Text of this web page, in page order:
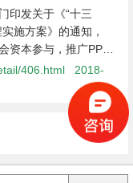
印发关于《“十三
施方案》的通知，
资本参与，推广PPP
率极低的公益性、基
安排中央预算内投
央投资补助标...
406.html
2018-